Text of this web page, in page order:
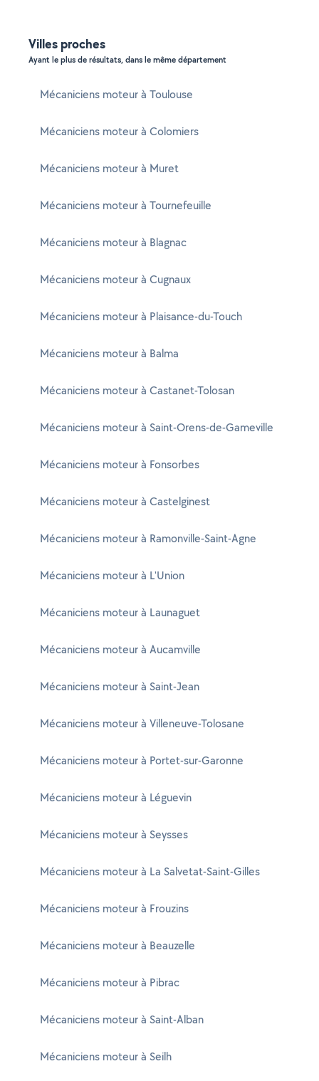
Villes proches
Ayant le plus de résultats, dans le même département
Mécaniciens moteur à Toulouse
Mécaniciens moteur à Colomiers
Mécaniciens moteur à Muret
Mécaniciens moteur à Tournefeuille
Mécaniciens moteur à Blagnac
Mécaniciens moteur à Cugnaux
Mécaniciens moteur à Plaisance-du-Touch
Mécaniciens moteur à Balma
Mécaniciens moteur à Castanet-Tolosan
Mécaniciens moteur à Saint-Orens-de-Gameville
Mécaniciens moteur à Fonsorbes
Mécaniciens moteur à Castelginest
Mécaniciens moteur à Ramonville-Saint-Agne
Mécaniciens moteur à L'Union
Mécaniciens moteur à Launaguet
Mécaniciens moteur à Aucamville
Mécaniciens moteur à Saint-Jean
Mécaniciens moteur à Villeneuve-Tolosane
Mécaniciens moteur à Portet-sur-Garonne
Mécaniciens moteur à Léguevin
Mécaniciens moteur à Seysses
Mécaniciens moteur à La Salvetat-Saint-Gilles
Mécaniciens moteur à Frouzins
Mécaniciens moteur à Beauzelle
Mécaniciens moteur à Pibrac
Mécaniciens moteur à Saint-Alban
Mécaniciens moteur à Seilh